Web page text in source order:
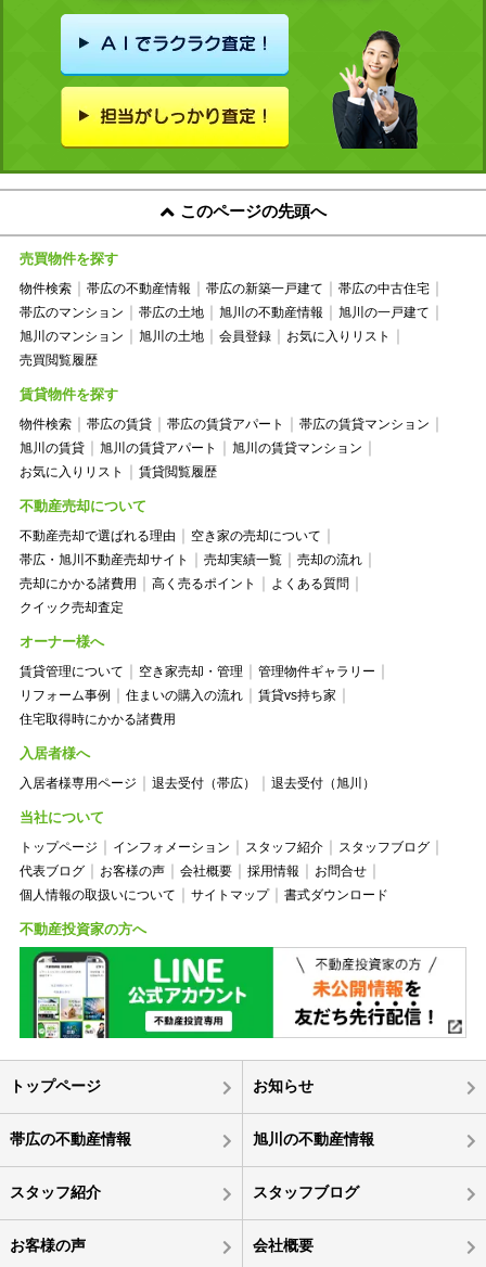
このページの先頭へ
売買物件を探す
物件検索 帯広の不動産情報 帯広の新築一戸建て
帯広の中古住宅
帯広のマンション
帯広の土地 旭川の不動産情報
旭川の一戸建て
旭川のマンション
旭川の土地 会員登録
お気に入りリスト
売買閲覧履歴
賃貸物件を探す
物件検索 帯広の賃貸 帯広の賃貸アパート
帯広の賃貸マンション
旭川の賃貸
旭川の賃貸アパート
旭川の賃貸マンション
お気に入りリスト
賃貸閲覧履歴
不動産売却について
不動産売却で選ばれる理由
空き家の売却について
帯広・旭川不動産売却サイト
売却実績一覧
売却の流れ
売却にかかる諸費用
高く売るポイント
よくある質問
クイック売却査定
オーナー様へ
賃貸管理について 空き家売却・管理
管理物件ギャラリー
リフォーム事例
住まいの購入の流れ
賃貸vs持ち家
住宅取得時にかかる諸費用
入居者様へ
入居者様専用ページ 退去受付（帯広） 退去受付（旭川）
当社について
トップページ インフォメーション スタッフ紹介
スタッフブログ
代表ブログ
お客様の声 会社概要 採用情報
お問合せ
個人情報の取扱いについて
サイトマップ 書式ダウンロード
不動産投資家の方へ
トップページ お知らせ
帯広の不動産情報 旭川の不動産情報
スタッフ紹介 スタッフブログ
お客様の声 会社概要